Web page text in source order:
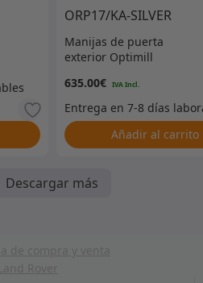
Manijas de puerta
exterior Optimill
– Par – Plata – ORP17/KA-
SILVER
635.00€
Añadir al carrito
Descargar más